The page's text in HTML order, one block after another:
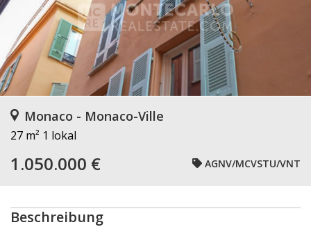
Monaco - Monaco-Ville
27 m² 1 lokal
1.050.000 € AGNV/MCVSTU/VNT
Beschreibung